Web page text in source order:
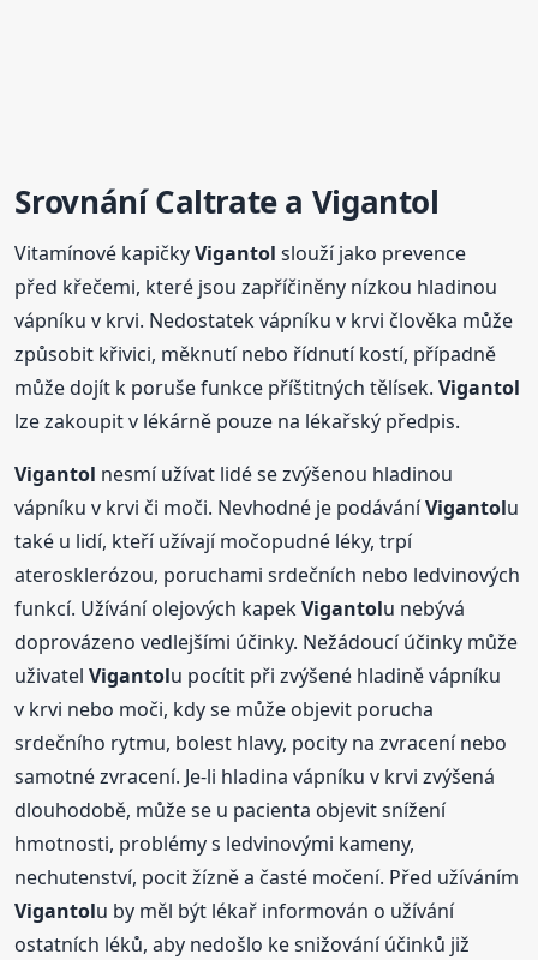
Srovnání Caltrate a Vigantol
Vitamínové kapičkyVigantol slouží jako prevence
před křečemi, které jsou zapříčiněny nízkou hladinou
vápníku v krvi. Nedostatek vápníku v krvi člověka může
způsobit křivici, měknutí nebo řídnutí kostí, případně
může dojít k poruše funkce příštitných tělísek.Vigantol
lze zakoupit v lékárně pouze na lékařský předpis.
Vigantol nesmí užívat lidé se zvýšenou hladinou
vápníku v krvi či moči. Nevhodné je podáváníVigantolu
také u lidí, kteří užívají močopudné léky, trpí
aterosklerózou, poruchami srdečních nebo ledvinových
funkcí. Užívání olejových kapekVigantolu nebývá
doprovázeno vedlejšími účinky. Nežádoucí účinky může
uživatelVigantolu pocítit při zvýšené hladině vápníku
v krvi nebo moči, kdy se může objevit porucha
srdečního rytmu, bolest hlavy, pocity na zvracení nebo
samotné zvracení. Je-li hladina vápníku v krvi zvýšená
dlouhodobě, může se u pacienta objevit snížení
hmotnosti, problémy s ledvinovými kameny,
nechutenství, pocit žízně a časté močení. Před užíváním
Vigantolu by měl být lékař informován o užívání
ostatních léků, aby nedošlo ke snižování účinků již